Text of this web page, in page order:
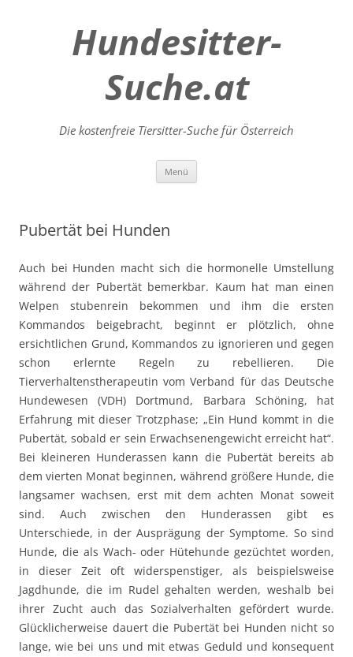
Hundesitter-
Suche.at
Die kostenfreie Tiersitter-Suche für Österreich
Menü
Pubertät bei Hunden
Auch bei Hunden macht sich die hormonelle Umstellung
während der Pubertät bemerkbar. Kaum hat man einen
Welpen stubenrein bekommen und ihm die ersten
Kommandos beigebracht, beginnt er plötzlich, ohne
ersichtlichen Grund, Kommandos zu ignorieren und gegen
schon erlernte Regeln zu rebellieren. Die
Tierverhaltenstherapeutin vom Verband für das Deutsche
Hundewesen (VDH) Dortmund, Barbara Schöning, hat
Erfahrung mit dieser Trotzphase; „Ein Hund kommt in die
Pubertät, sobald er sein Erwachsenengewicht erreicht hat“.
Bei kleineren Hunderassen kann die Pubertät bereits ab
dem vierten Monat beginnen, während größere Hunde, die
langsamer wachsen, erst mit dem achten Monat soweit
sind. Auch zwischen den Hunderassen gibt es
Unterschiede, in der Ausprägung der Symptome. So sind
Hunde, die als Wach- oder Hütehunde gezüchtet worden,
in dieser Zeit oft widerspenstiger, als beispielsweise
Jagdhunde, die im Rudel gehalten werden, weshalb bei
ihrer Zucht auch das Sozialverhalten gefördert wurde.
Glücklicherweise dauert die Pubertät bei Hunden nicht so
lange, wie bei uns und mit etwas Geduld und konsequent